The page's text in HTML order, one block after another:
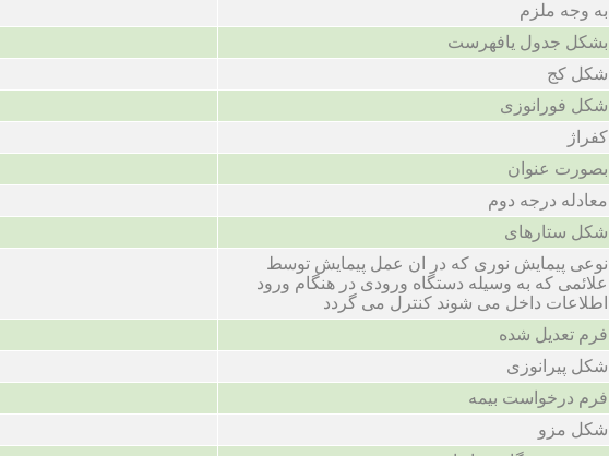
به وجه ملزم
بشکل جدول یافهرست
شکل کج
شکل فورانوزی
کفراژ
بصورت عنوان
معادله درجه دوم
شکل ستارهای
نوعی پیمایش نوری که در ان عمل پیمایش توسط
علائمی که به وسیله دستگاه ورودی در هنگام ورود
اطلاعات داخل می شوند کنترل می گردد
فرم تعدیل شده
شکل پیرانوزی
فرم درخواست بیمه
شکل مزو